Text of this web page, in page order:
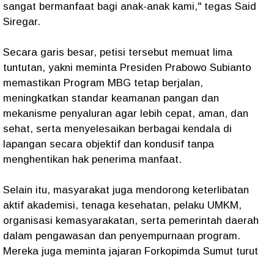
sangat bermanfaat bagi anak-anak kami," tegas Said
Siregar.
Secara garis besar, petisi tersebut memuat lima
tuntutan, yakni meminta Presiden Prabowo Subianto
memastikan Program MBG tetap berjalan,
meningkatkan standar keamanan pangan dan
mekanisme penyaluran agar lebih cepat, aman, dan
sehat, serta menyelesaikan berbagai kendala di
lapangan secara objektif dan kondusif tanpa
menghentikan hak penerima manfaat.
Selain itu, masyarakat juga mendorong keterlibatan
aktif akademisi, tenaga kesehatan, pelaku UMKM,
organisasi kemasyarakatan, serta pemerintah daerah
dalam pengawasan dan penyempurnaan program.
Mereka juga meminta jajaran Forkopimda Sumut turut